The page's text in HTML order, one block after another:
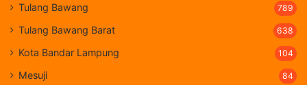
Tulang Bawang 789
Tulang Bawang Barat 638
Kota Bandar Lampung 104
Mesuji 84